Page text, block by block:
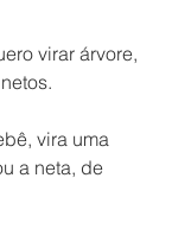
virar árvore,
vira uma
a neta, de